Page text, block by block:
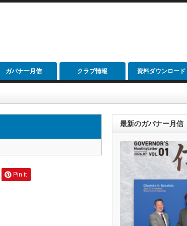
ガバナー月信 クラブ情報 資料ダウンロード
Pin it
最新のガバナー月信